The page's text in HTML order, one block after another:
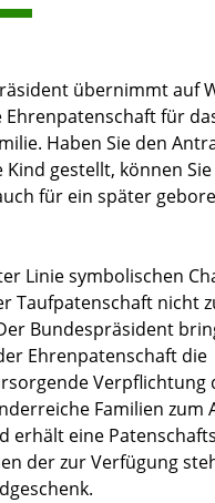
übernimmt auf
Ehrenpatenschaft für
Haben Sie den
gestellt, können
für ein später
Linie symbolischen
Taufpatenschaft nicht
Bundespräsident
Ehrenpatenschaft die
Verpflichtung
Familien zum
erhält eine
der zur Verfügung